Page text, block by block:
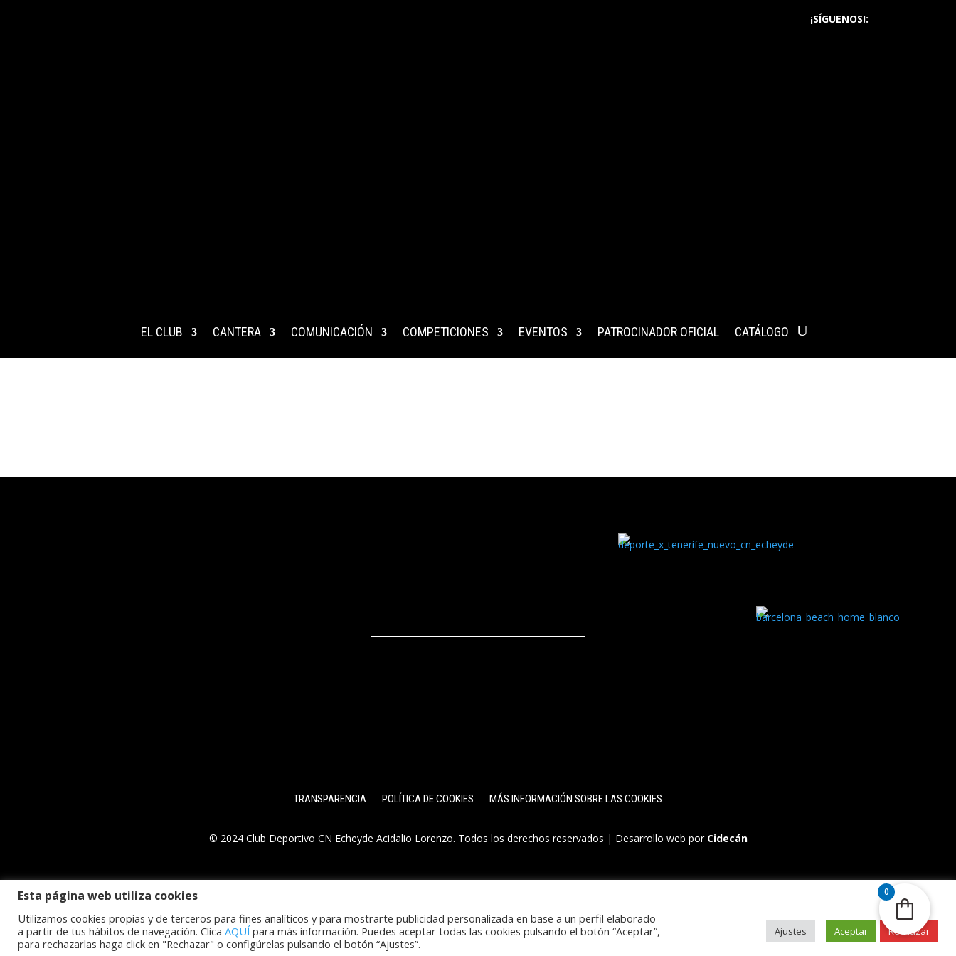
¡SÍGUENOS!:
EL CLUB CANTERA COMUNICACIÓN COMPETICIONES EVENTOS PATROCINADOR OFICIAL CATÁLOGO
TRANSPARENCIA POLÍTICA DE COOKIES MÁS INFORMACIÓN SOBRE LAS COOKIES
© 2024 Club Deportivo CN Echeyde Acidalio Lorenzo. Todos los derechos reservados | Desarrollo web por Cidecán
Esta página web utiliza cookies
Utilizamos cookies propias y de terceros para fines analíticos y para mostrarte publicidad personalizada en base a un perfil elaborado
a partir de tus hábitos de navegación. Clica AQUÍ para más información. Puedes aceptar todas las cookies pulsando el botón “Aceptar”,
para rechazarlas haga click en "Rechazar" o configúrelas pulsando el botón “Ajustes”.
Ajustes Aceptar Rechazar
0